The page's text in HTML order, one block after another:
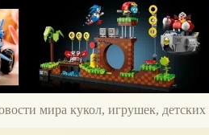
мира кукол, игрушек,